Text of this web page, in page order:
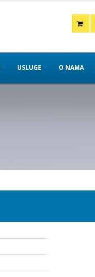
USLUGE O NAMA